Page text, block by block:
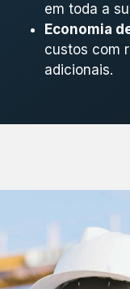
em toda a
Economia
custos com
adicionais.